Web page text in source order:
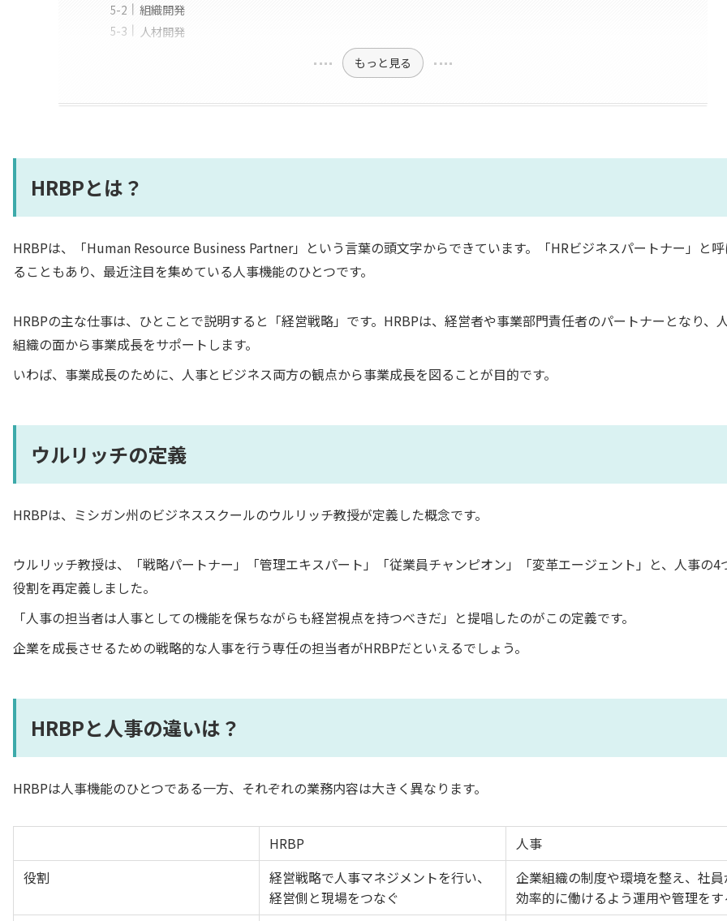
組織開発
人材開発
もっと見る
HRBPとは？
HRBPは、「Human Resource Business Partner」という言葉の頭文字からできています。「HRビジネスパートナー」と
ることもあり、最近注目を集めている人事機能のひとつです。
HRBPの主な仕事は、ひとことで説明すると「経営戦略」です。HRBPは、経営者や事業部門責任者のパートナーとなり、
組織の面から事業成長をサポートします。
いわば、事業成長のために、人事とビジネス両方の観点から事業成長を図ることが目的です。
ウルリッチの定義
HRBPは、ミシガン州のビジネススクールのウルリッチ教授が定義した概念です。
ウルリッチ教授は、「戦略パートナー」「管理エキスパート」「従業員チャンピオン」「変革エージェント」と、人事の4
役割を再定義しました。
「人事の担当者は人事としての機能を保ちながらも経営視点を持つべきだ」と提唱したのがこの定義です。
企業を成長させるための戦略的な人事を行う専任の担当者がHRBPだといえるでしょう。
HRBPと人事の違いは？
HRBPは人事機能のひとつである一方、それぞれの業務内容は大きく異なります。
HRBP
人事
役割
経営戦略で人事マネジメントを行い、
経営側と現場をつなぐ
企業組織の制度や環境を整え、社
効率的に働けるよう運用や管理を